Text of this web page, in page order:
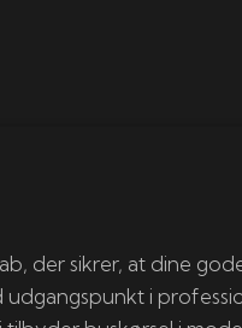
der sikrer, at dine
udgangspunkt i